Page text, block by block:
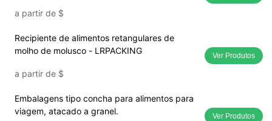
a partir de $
Recipiente de alimentos retangulares de
molho de molusco - LRPACKING
a partir de $
Ver Produtos
Embalagens tipo concha para alimentos para
viagem, atacado a granel.
Ver Produtos